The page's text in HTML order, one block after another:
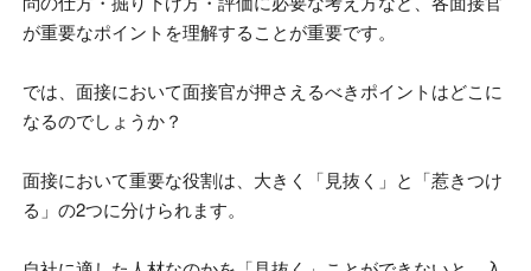
が重要なポイントを理解することが重要です。
では、面接において面接官が押さえるべきポイントはどこに
なるのでしょうか？
面接において重要な役割は、大きく「見抜く」と「惹きつけ
る」の2つに分けられます。